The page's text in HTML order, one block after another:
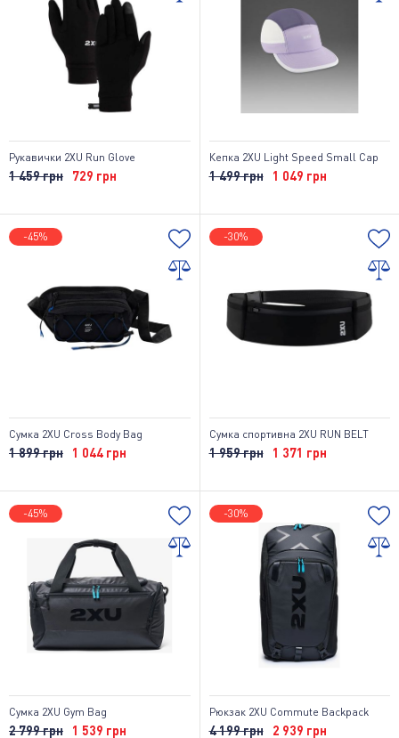
Рукавички 2XU Run Glove
1 459 грн 729 грн
Кепка 2XU Light Speed Small Cap
1 499 грн 1 049 грн
-45%
Сумка 2XU Cross Body Bag
1 899 грн 1 044 грн
-30%
Сумка спортивна 2XU RUN BELT
1 959 грн 1 371 грн
-45%
Сумка 2XU Gym Bag
2 799 грн 1 539 грн
-30%
Рюкзак 2XU Commute Backpack
4 199 грн 2 939 грн